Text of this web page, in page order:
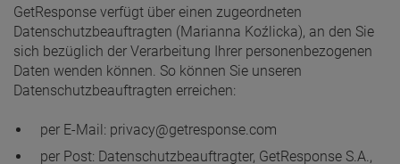
GetResponse verfügt über einen zugeordneten
Datenschutzbeauftragten (Marianna Koźlicka), an den Sie
sich bezüglich der Verarbeitung Ihrer personenbezogenen
Daten wenden können. So können Sie unseren
Datenschutzbeauftragten erreichen:
per E-Mail: privacy@getresponse.com
per Post: Datenschutzbeauftragter, GetResponse S.A.,